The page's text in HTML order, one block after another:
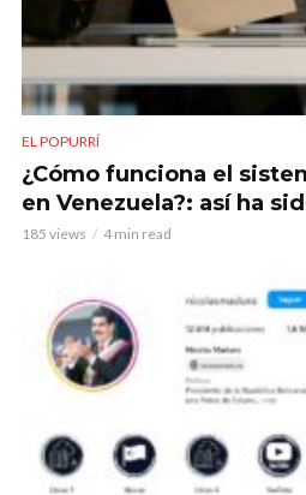
EL POPURRÍ
¿Cómo funciona el
en Venezuela?: así ha
185 views 4 min read